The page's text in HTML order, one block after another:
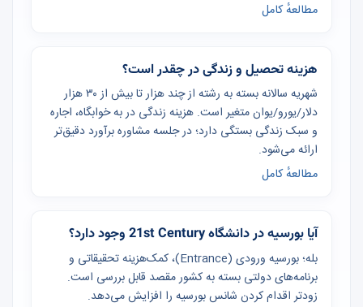
مطالعهٔ کامل
هزینه تحصیل و زندگی در چقدر است؟
شهریه سالانه بسته به رشته از چند هزار تا بیش از ۳۰ هزار
دلار/یورو/یوان متغیر است. هزینه زندگی در به خوابگاه، اجاره
و سبک زندگی بستگی دارد؛ در جلسه مشاوره برآورد دقیق‌تر
ارائه می‌شود.
مطالعهٔ کامل
آیا بورسیه در دانشگاه 21st Century وجود دارد؟
بله؛ بورسیه ورودی (Entrance)، کمک‌هزینه تحقیقاتی و
برنامه‌های دولتی بسته به کشور مقصد قابل بررسی است.
زودتر اقدام کردن شانس بورسیه را افزایش می‌دهد.